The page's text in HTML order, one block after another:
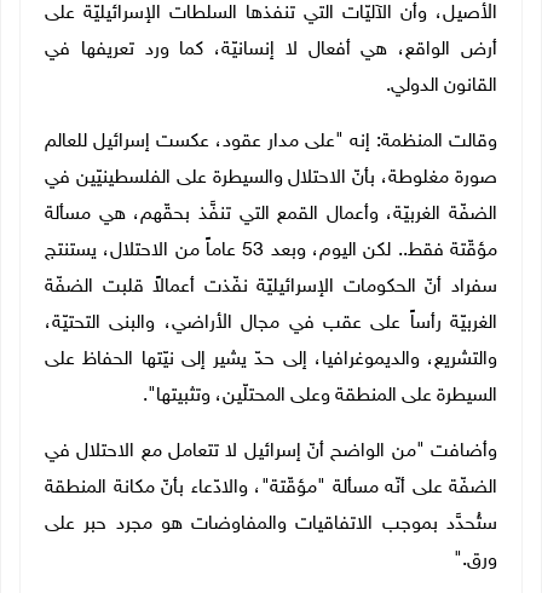
الأصيل، وأن الآليّات التي تنفذها السلطات الإسرائيليّة على
أرض الواقع، هي أفعال لا إنسانيّة، كما ورد تعريفها في
القانون الدولي.
وقالت المنظمة: إنه "على مدار عقود، عكست إسرائيل للعالم
صورة مغلوطة، بأنّ الاحتلال والسيطرة على الفلسطينيّين في
الضفّة الغربيّة، وأعمال القمع التي تنفَّذ بحقّهم، هي مسألة
مؤقّتة فقط.. لكن اليوم، وبعد 53 عاماً من الاحتلال، يستنتج
سفراد أنّ الحكومات الإسرائيليّة نفّذت أعمالاً قلبت الضفّة
الغربيّة رأساً على عقب في مجال الأراضي، والبنى التحتيّة،
والتشريع، والديموغرافيا، إلى حدّ يشير إلى نيّتها الحفاظ على
السيطرة على المنطقة وعلى المحتلّين، وتثبيتها".
وأضافت "من الواضح أنّ إسرائيل لا تتعامل مع الاحتلال في
الضفّة على أنّه مسألة "مؤقّتة"، والادّعاء بأنّ مكانة المنطقة
ستُحدَّد بموجب الاتفاقيات والمفاوضات هو مجرد حبر على
ورق."